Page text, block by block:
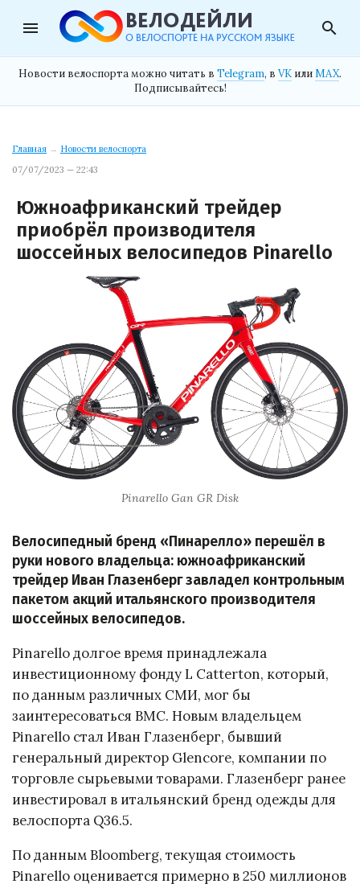
menu search
Новости велоспорта можно читать в Telegram, в VK илиMAX.
Подписывайтесь!
Главная → Новости велоспорта
07/07/2023 — 22:43
Южноафриканский трейдер
приобрёл производителя
шоссейных велосипедов Pinarello
Pinarello Gan GR Disk
Велосипедный бренд «Пинарелло» перешёл в
руки нового владельца: южноафриканский
трейдер Иван Глазенберг завладел контрольным
пакетом акций итальянского производителя
шоссейных велосипедов.
Pinarello долгое время принадлежала
инвестиционному фонду L Catterton, который,
по данным различных СМИ, мог бы
заинтересоваться BMC. Новым владельцем
Pinarello стал Иван Глазенберг, бывший
генеральный директор Glencore, компании по
торговле сырьевыми товарами. Глазенберг ранее
инвестировал в итальянский бренд одежды для
велоспорта Q36.5.
По данным Bloomberg, текущая стоимость
Pinarello оценивается примерно в 250 миллионов